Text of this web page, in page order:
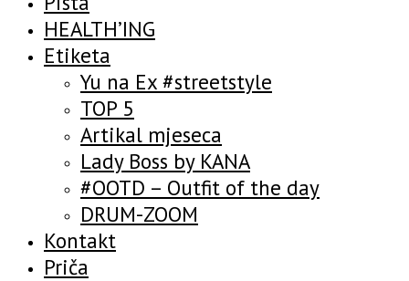
HEALTH’ING
Etiketa
Yu na Ex #streetstyle
TOP 5
Artikal mjeseca
Lady Boss by KANA
#OOTD – Outfit of the day
DRUM-ZOOM
Kontakt
Priča